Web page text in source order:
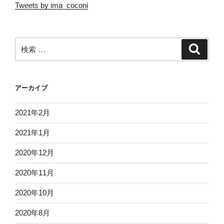
Tweets by ima_coconi
索:
アーカイブ
2021年2月
2021年1月
2020年12月
2020年11月
2020年10月
2020年8月